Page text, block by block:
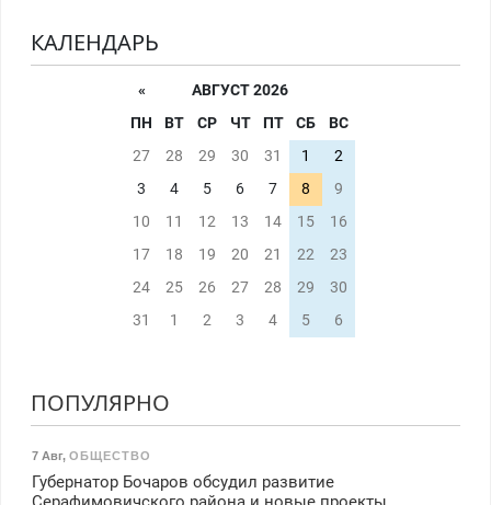
КАЛЕНДАРЬ
«
АВГУСТ 2026
ПН
ВТ СР ЧТ ПТ СБ
ВС
27
28 29 30 31 1
2
3
4 5 6 7 8
9
10
11 12 13 14 15
16
17
18 19 20 21 22
23
24
25 26 27 28 29
30
31
1 2 3 4 5 6
ПОПУЛЯРНО
7 Авг, ОБЩЕСТВО
Губернатор Бочаров обсудил развитие